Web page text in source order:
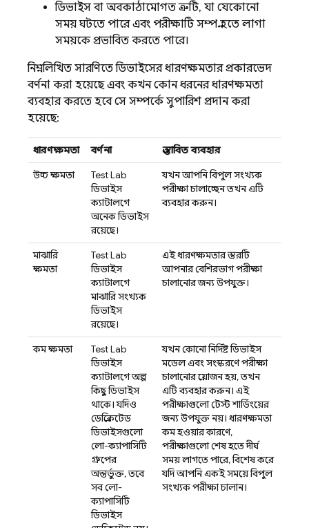
ডিভাইস বা অবকাঠামোগত ত্রুটি, যা যেকোনো
সময় ঘটতে পারে এবং পরীক্ষাটি সম্পন্ন হতে লাগা
সময়কে প্রভাবিত করতে পারে।
নিম্নলিখিত সারণিতে ডিভাইসের ধারণক্ষমতার প্রকারভেদ
বর্ণনা করা হয়েছে এবং কখন কোন ধরনের ধারণক্ষমতা
ব্যবহার করতে হবে সে সম্পর্কে সুপারিশ প্রদান করা
হয়েছে:
ধারণক্ষমতা বর্ণনা
প্রস্তাবিত ব্যবহার
উচ্চ ক্ষমতা
Test Lab
ডিভাইস
ক্যাটালগে
অনেক ডিভাইস
রয়েছে।
যখন আপনি বিপুল সংখ্যক
পরীক্ষা চালাচ্ছেন তখন এটি
ব্যবহার করুন।
মাঝারি
ক্ষমতা
Test Lab
ডিভাইস
ক্যাটালগে
মাঝারি সংখ্যক
ডিভাইস
রয়েছে।
এই ধারণক্ষমতার স্তরটি
আপনার বেশিরভাগ পরীক্ষা
চালানোর জন্য উপযুক্ত।
কম ক্ষমতা
Test Lab
ডিভাইস
ক্যাটালগে অল্প
কিছু ডিভাইস
থাকে। যদিও
ডেপ্রিকেটেড
ডিভাইসগুলো
লো-ক্যাপাসিটি
গ্রুপের
অন্তর্ভুক্ত, তবে
সব লো-
ক্যাপাসিটি
ডিভাইস
যখন কোনো নির্দিষ্ট ডিভাইস
মডেল এবং সংস্করণে পরীক্ষা
চালানোর প্রয়োজন হয়, তখন
এটি ব্যবহার করুন। এই
পরীক্ষাগুলো টেস্ট শার্ডিংয়ের
জন্য উপযুক্ত নয়। ধারণক্ষমতা
কম হওয়ার কারণে,
পরীক্ষাগুলো শেষ হতে দীর্ঘ
সময় লাগতে পারে, বিশেষ করে
যদি আপনি একই সময়ে বিপুল
সংখ্যক পরীক্ষা চালান।